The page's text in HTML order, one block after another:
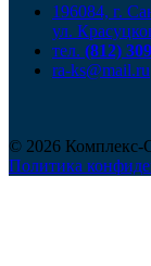
196084, г.
ул.
тел. (812)
ra-ks@mail.ru
© 2026 Комплекс-
Политика